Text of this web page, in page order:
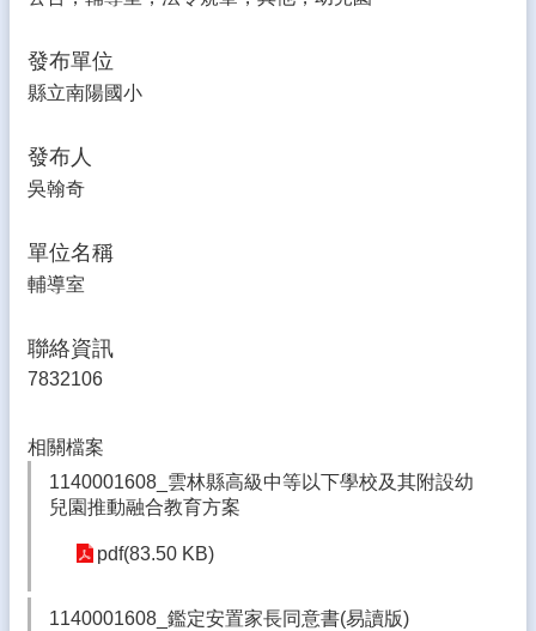
務
E
雲
林
位
精
體
專
理
發布單位
縣立南陽國小
發布人
吳翰奇
單位名稱
輔導室
聯絡資訊
7832106
相關檔案
1140001608_雲林縣高級中等以下學校及其附設幼
兒園推動融合教育方案
pdf(83.50 KB)
1140001608_鑑定安置家長同意書(易讀版)